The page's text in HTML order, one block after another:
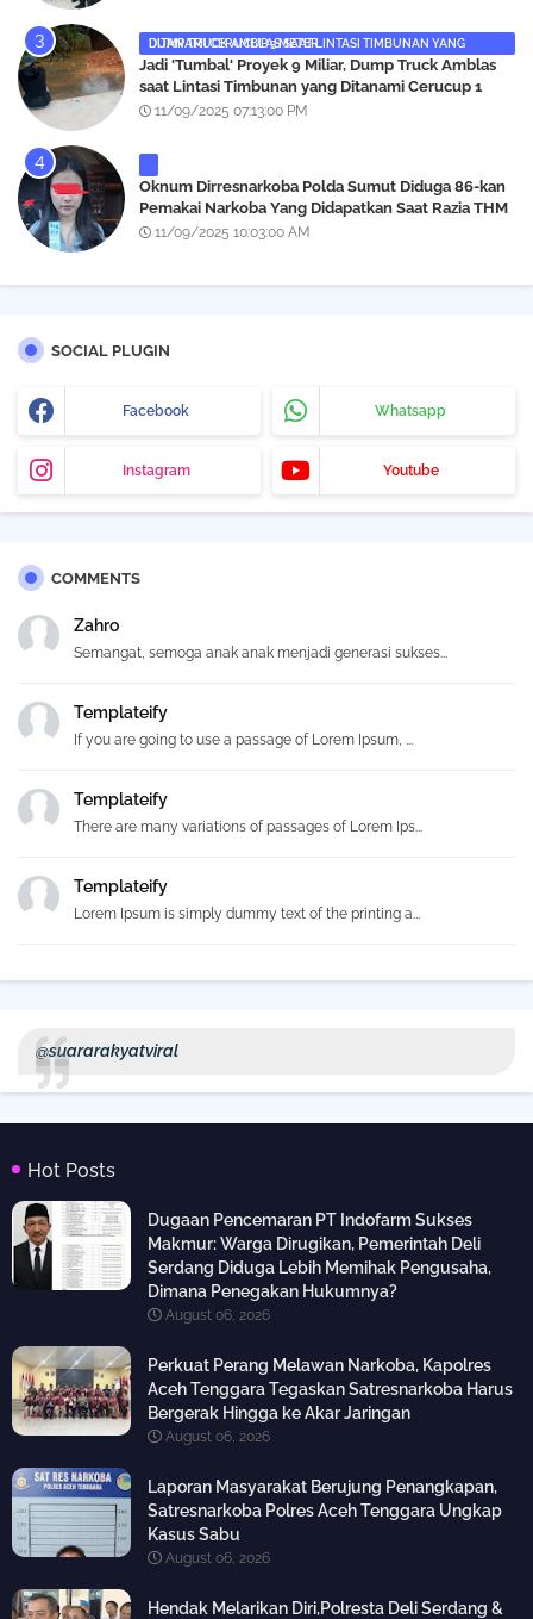
DUMP TRUCK AMBLAS SAAT LINTASI TIMBUNAN YANG DITANAMI CERUCUP 3 METER
‎Jadi 'Tumbal' Proyek 9 Miliar, Dump Truck Amblas
saat Lintasi Timbunan yang Ditanami Cerucup 1
Meter
11/09/2025 07:13:00 PM
Oknum Dirresnarkoba Polda Sumut Diduga 86-kan
Pemakai Narkoba Yang Didapatkan Saat Razia THM
Black Owl, Propam Diminta Bertindak
11/09/2025 10:03:00 AM
SOCIAL PLUGIN
Facebook Whatsapp
Instagram Youtube
COMMENTS
Zahro
Semangat, semoga anak anak menjadi generasi sukses...
Templateify
If you are going to use a passage of Lorem Ipsum, ...
Templateify
There are many variations of passages of Lorem Ips...
Templateify
Lorem Ipsum is simply dummy text of the printing a...
@suararakyatviral
Hot Posts
Dugaan Pencemaran PT Indofarm Sukses
Makmur: Warga Dirugikan, Pemerintah Deli
Serdang Diduga Lebih Memihak Pengusaha,
Dimana Penegakan Hukumnya?
August 06, 2026
Perkuat Perang Melawan Narkoba, Kapolres
Aceh Tenggara Tegaskan Satresnarkoba Harus
Bergerak Hingga ke Akar Jaringan
August 06, 2026
Laporan Masyarakat Berujung Penangkapan,
Satresnarkoba Polres Aceh Tenggara Ungkap
Kasus Sabu
August 06, 2026
Hendak Melarikan Diri,Polresta Deli Serdang &